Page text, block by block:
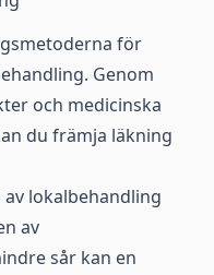
för
Genom
och medicinska
du främja läkning
lokalbehandling
av
sår kan en